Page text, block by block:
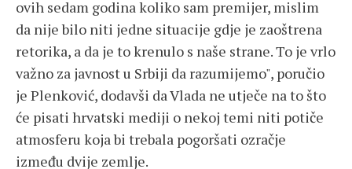
ovih sedam godina koliko sam premijer, mislim
da nije bilo niti jedne situacije gdje je zaoštrena
retorika, a da je to krenulo s naše strane. To je vrlo
važno za javnost u Srbiji da razumijemo", poručio
je Plenković, dodavši da Vlada ne utječe na to što
će pisati hrvatski mediji o nekoj temi niti potiče
atmosferu koja bi trebala pogoršati ozračje
između dvije zemlje.